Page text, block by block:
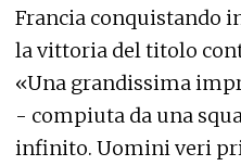
Francia conquistando
la vittoria del titolo
«Una grandissima
- compiuta da una
infinito. Uomini veri